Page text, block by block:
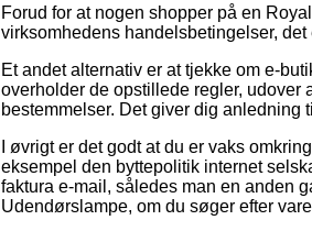
Forud for at nogen shopper på en
virksomhedens handelsbetingelser,
Et andet alternativ er at tjekke om e-
overholder de opstillede regler, udover
bestemmelser. Det giver dig anledning
I øvrigt er det godt at du er vaks
eksempel den byttepolitik internet
faktura e-mail, således man en anden
Udendørslampe, om du søger efter